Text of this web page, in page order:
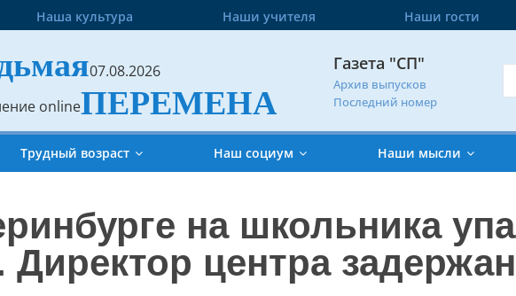
Наша культура Наши учителя Наши гости
07.08.2026
onlineПЕРЕМЕНА
Газета "СП"
Архив выпусков
Последний номер
Трудный возраст Наш социум Наши мысли
на школьника
Директор центра задержан